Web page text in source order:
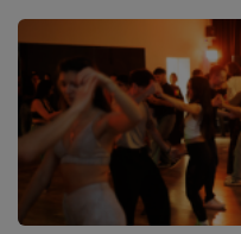
Cottbus
Darmstadt
Dortmund
Dresden